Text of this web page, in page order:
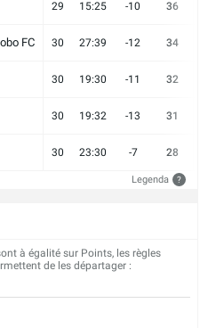
29 15:25 -10 36
FC 30 27:39 -12 34
30 19:30 -11 32
30 19:32 -13 31
30 23:30 -7 28
Legenda ?
à égalité sur Points, les règles
de les départager :